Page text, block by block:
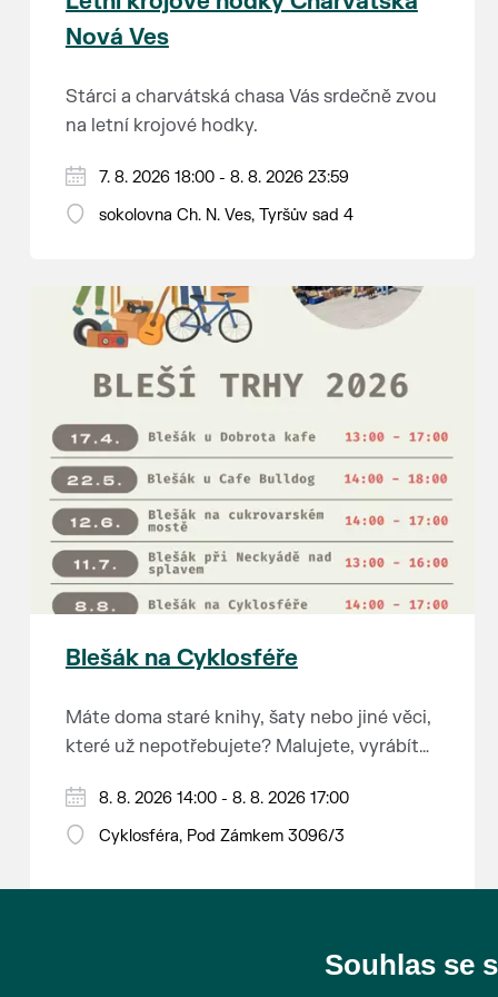
Nová Ves
Stárci a charvátská chasa Vás srdečně zvou
na letní krojové hodky.
PÁTEK 7. srpna
18:00 - ruční stavění máje
14:00 - krojový průvod pro stárky od
hostince “U Buvola”
16:00 - odpolední zábava na sokolovně
21:00 - večerní zábava
K tanci a poslechu bude hrát DH
Lanžhotčané.
Těšíme se na Vás!
7. 8. 2026 18:00 - 8. 8. 2026 23:59
sokolovna Ch. N. Ves, Tyršův sad 4
Blešák na Cyklosféře
Máte doma staré knihy, šaty nebo jiné věci,
které už nepotřebujete? Malujete, vyrábíte
Chcete se zbavit staré sbírky, která
zbytečně leží na půdě? Překáží vám ve
Anebo byste rádi našli poklady za pár
Prodejce prosíme tradičně o příchod 30
8. 8. 2026 14:00 - 8. 8. 2026 17:00
Cyklosféra, Pod Zámkem 3096/3
Souhlas se